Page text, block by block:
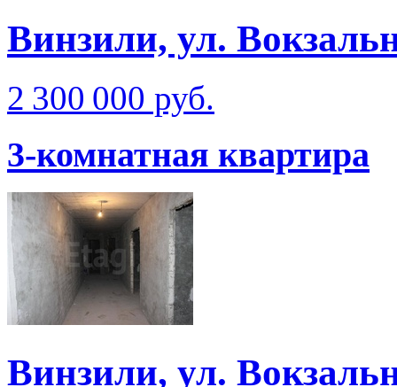
Винзили, ул.
2 300 000 руб.
3-комнатная квартира
Винзили, ул.